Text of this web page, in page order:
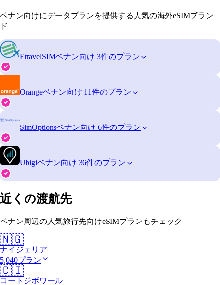
ベナン向けにデータプランを提供する人気の海外eSIMブラン
ド
EtravelSIMベナン向け 3件のプラン
Orangeベナン向け 11件のプラン
SimOptionsベナン向け 6件のプラン
Ubigiベナン向け 36件のプラン
近くの渡航先
ベナン周辺の人気旅行先向けeSIMプランもチェック
🇳🇬
ナイジェリア
5,040プラン
🇨🇮
コートジボワール